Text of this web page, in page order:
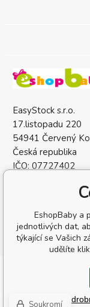
EasyStock s.r.o.
17.listopadu 220
54941 Červený
Česká republika
IČO: 07727402
Tvorba a
EshopBaby a
jednotlivých dat,
týkající se Vašich
udělíte
Soukromí